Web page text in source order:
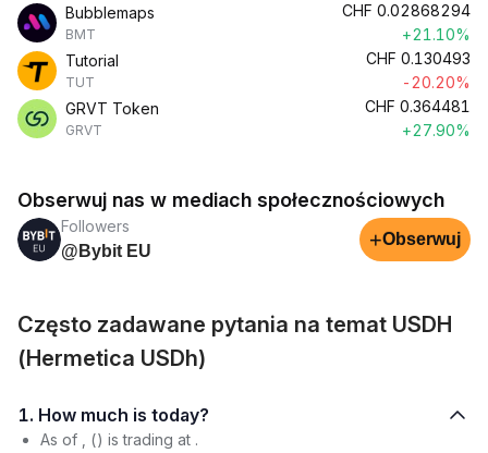
Bubblemaps
BMT
CHF 0.02868294
+21.10%
Tutorial
TUT
CHF 0.130493
-20.20%
GRVT Token
GRVT
CHF 0.364481
+27.90%
Obserwuj nas w mediach społecznościowych
Followers
@Bybit EU
+Obserwuj
Często zadawane pytania na temat USDH
(Hermetica USDh)
1. How much is today?
As of , () is trading at .